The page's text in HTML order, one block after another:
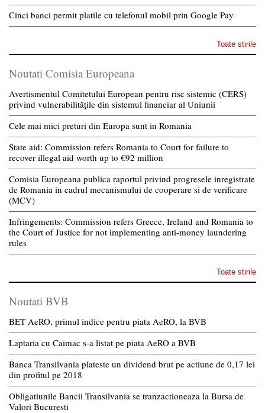
Cinci banci permit platile cu telefonul mobil prin Google Pay
Toate stirile
Noutati Comisia Europeana
Avertismentul Comitetului European pentru risc sistemic (CERS)
privind vulnerabilitățile din sistemul financiar al Uniunii
Cele mai mici preturi din Europa sunt in Romania
State aid: Commission refers Romania to Court for failure to
recover illegal aid worth up to €92 million
Comisia Europeana publica raportul privind progresele inregistrate
de Romania in cadrul mecanismului de cooperare si de verificare
(MCV)
Infringements: Commission refers Greece, Ireland and Romania to
the Court of Justice for not implementing anti-money laundering
rules
Toate stirile
Noutati BVB
BET AeRO, primul indice pentru piata AeRO, la BVB
Laptaria cu Caimac s-a listat pe piata AeRO a BVB
Banca Transilvania plateste un dividend brut pe actiune de 0,17 lei
din profitul pe 2018
Obligatiunile Bancii Transilvania se tranzactioneaza la Bursa de
Valori Bucuresti